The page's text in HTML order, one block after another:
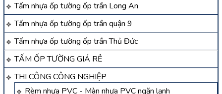
Tấm nhựa ốp tường ốp trần Long An
Tấm nhựa ốp tường ốp trần quận 9
Tấm nhựa ốp tường ốp trần Thủ Đức
TẤM ỐP TƯỜNG GIÁ RẺ
THI CÔNG CÔNG NGHIỆP
Rèm nhựa PVC - Màn nhựa PVC ngăn lạnh